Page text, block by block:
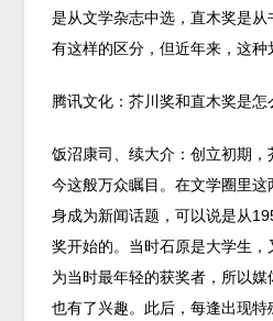
是从文学杂志中选，直木奖是
有这样的区分，但近年来，这种
腾讯文化：芥川奖和直木奖是怎
饭沼康司、续大介：创立初期
今这般万众瞩目。在文学圈里
身成为新闻话题，可以说是从
奖开始的。当时石原是大学生
为当时最年轻的获奖者，所以
也有了兴趣。此后，每逢出现